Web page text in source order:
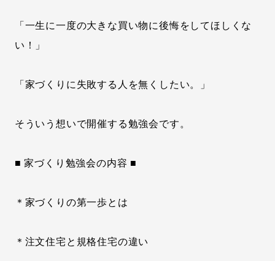
「一生に一度の大きな買い物に後悔をしてほしくな
い！」
「家づくりに失敗する人を無くしたい。」
そういう想いで開催する勉強会です。
■ 家づくり勉強会の内容 ■
＊家づくりの第一歩とは
＊注文住宅と規格住宅の違い